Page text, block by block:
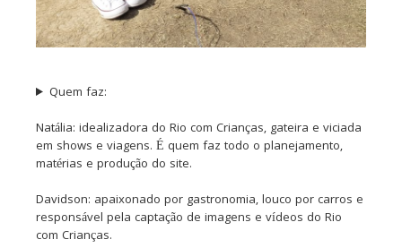
Quem faz:
Natália: idealizadora do Rio com Crianças, gateira e viciada
em shows e viagens. É quem faz todo o planejamento,
matérias e produção do site.
Davidson: apaixonado por gastronomia, louco por carros e
responsável pela captação de imagens e vídeos do Rio
com Crianças.